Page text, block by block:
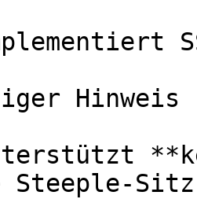
Hinweis
Steeple-